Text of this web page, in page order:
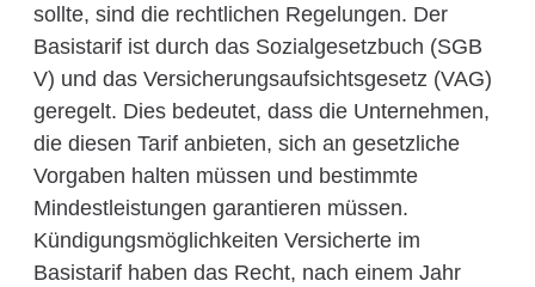
sollte, sind die rechtlichen Regelungen. Der
Basistarif ist durch das Sozialgesetzbuch (SGB
V) und das Versicherungsaufsichtsgesetz (VAG)
geregelt. Dies bedeutet, dass die Unternehmen,
die diesen Tarif anbieten, sich an gesetzliche
Vorgaben halten müssen und bestimmte
Mindestleistungen garantieren müssen.
Kündigungsmöglichkeiten Versicherte im
Basistarif haben das Recht, nach einem Jahr